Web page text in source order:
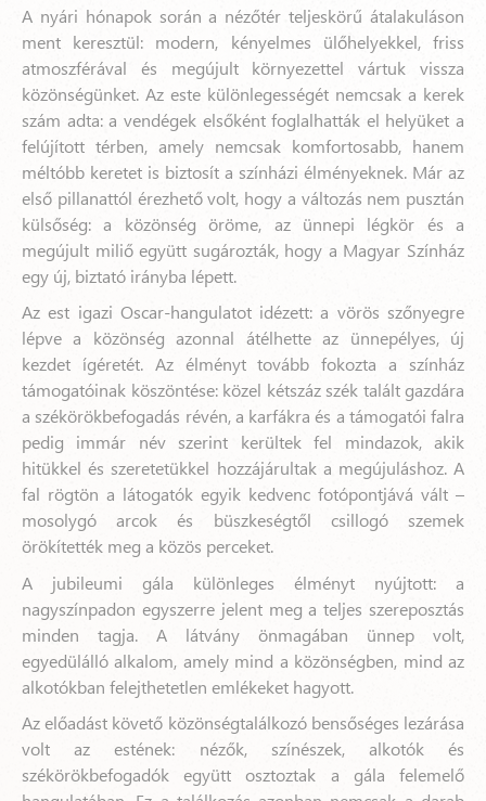
A nyári hónapok során a nézőtér teljeskörű átalakuláson
ment keresztül: modern, kényelmes ülőhelyekkel, friss
atmoszférával és megújult környezettel vártuk vissza
közönségünket. Az este különlegességét nemcsak a kerek
szám adta: a vendégek elsőként foglalhatták el helyüket a
felújított térben, amely nemcsak komfortosabb, hanem
méltóbb keretet is biztosít a színházi élményeknek. Már az
első pillanattól érezhető volt, hogy a változás nem pusztán
külsőség: a közönség öröme, az ünnepi légkör és a
megújult miliő együtt sugározták, hogy a Magyar Színház
egy új, biztató irányba lépett.
Az est igazi Oscar-hangulatot idézett: a vörös szőnyegre
lépve a közönség azonnal átélhette az ünnepélyes, új
kezdet ígéretét. Az élményt tovább fokozta a színház
támogatóinak köszöntése: közel kétszáz szék talált gazdára
a székörökbefogadás révén, a karfákra és a támogatói falra
pedig immár név szerint kerültek fel mindazok, akik
hitükkel és szeretetükkel hozzájárultak a megújuláshoz. A
fal rögtön a látogatók egyik kedvenc fotópontjává vált –
mosolygó arcok és büszkeségtől csillogó szemek
örökítették meg a közös perceket.
A jubileumi gála különleges élményt nyújtott: a
nagyszínpadon egyszerre jelent meg a teljes szereposztás
minden tagja. A látvány önmagában ünnep volt,
egyedülálló alkalom, amely mind a közönségben, mind az
alkotókban felejthetetlen emlékeket hagyott.
Az előadást követő közönségtalálkozó bensőséges lezárása
volt az estének: nézők, színészek, alkotók és
székörökbefogadók együtt osztoztak a gála felemelő